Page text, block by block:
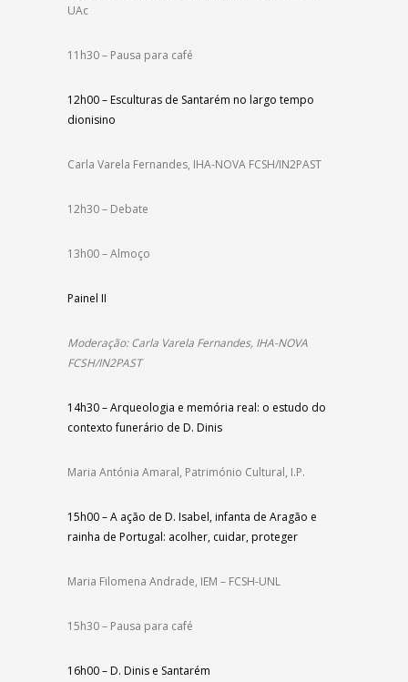
UAc
11h30 – Pausa para café
12h00 – Esculturas de Santarém no largo tempo
dionisino
Carla Varela Fernandes, IHA-NOVA FCSH/IN2PAST
12h30 – Debate
13h00 – Almoço
Painel II
Moderação: Carla Varela Fernandes, IHA-NOVA
FCSH/IN2PAST
14h30 – Arqueologia e memória real: o estudo do
contexto funerário de D. Dinis
Maria Antónia Amaral, Património Cultural, I.P.
15h00 –A ação de D. Isabel, infanta de Aragão e
rainha de Portugal: acolher, cuidar, proteger
Maria Filomena Andrade, IEM – FCSH-UNL
15h30 – Pausa para café
16h00 – D. Dinis e Santarém